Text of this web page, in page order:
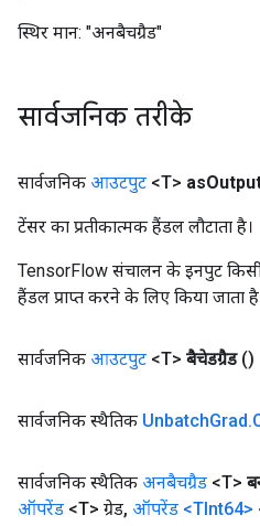
स्थिर मान: "अनबैचग्रैड"
सार्वजनिक तरीके
सार्वजनिक आउटपुट <T> as
टेंसर का प्रतीकात्मक हैंडल लौटाता है।
TensorFlow संचालन के इनपुट
हैंडल प्राप्त करने के लिए किया जाता
सार्वजनिक आउटपुट <T> बैचेडग्रैड ()
सार्वजनिक स्थैतिक UnbatchGrad.
सार्वजनिक स्थैतिक अनबैचग्रैड <T>
ऑपरेंड <T> ग्रेड, ऑपरेंड <TInt64>